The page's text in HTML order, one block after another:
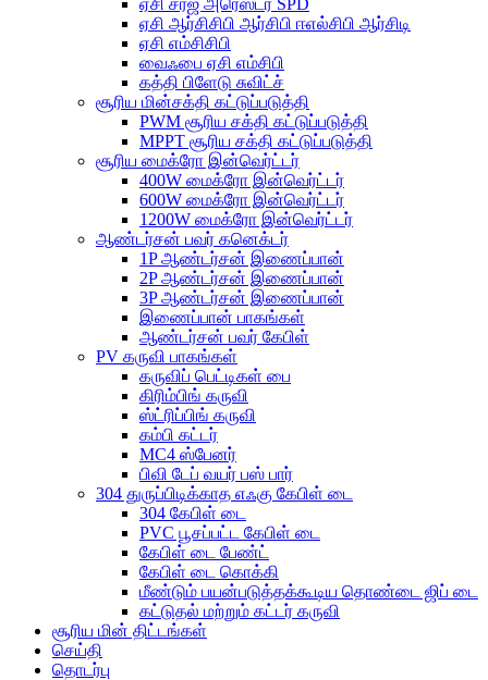
ஏசி சர்ஜ் அரெஸ்டர் SPD
ஏசி ஆர்சிசிபி ஆர்சிபி ஈஎல்சிபி ஆர்சிடி
ஏசி எம்சிசிபி
வைஃபை ஏசி எம்சிபி
கத்தி பிளேடு சுவிட்ச்
சூரிய மின்சக்தி கட்டுப்படுத்தி
PWM சூரிய சக்தி கட்டுப்படுத்தி
MPPT சூரிய சக்தி கட்டுப்படுத்தி
சூரிய மைக்ரோ இன்வெர்ட்டர்
400W மைக்ரோ இன்வெர்ட்டர்
600W மைக்ரோ இன்வெர்ட்டர்
1200W மைக்ரோ இன்வெர்ட்டர்
ஆண்டர்சன் பவர் கனெக்டர்
1P ஆண்டர்சன் இணைப்பான்
2P ஆண்டர்சன் இணைப்பான்
3P ஆண்டர்சன் இணைப்பான்
இணைப்பான் பாகங்கள்
ஆண்டர்சன் பவர் கேபிள்
PV கருவி பாகங்கள்
கருவிப் பெட்டிகள் பை
கிரிம்பிங் கருவி
ஸ்ட்ரிப்பிங் கருவி
கம்பி கட்டர்
MC4 ஸ்பேனர்
பிவி டேப் வயர் பஸ் பார்
304 துருப்பிடிக்காத எஃகு கேபிள் டை
304 கேபிள் டை
PVC பூசப்பட்ட கேபிள் டை
கேபிள் டை பேண்ட்
கேபிள் டை கொக்கி
மீண்டும் பயன்படுத்தக்கூடிய தொண்டை ஜிப் டை
கட்டுதல் மற்றும் கட்டர் கருவி
சூரிய மின் திட்டங்கள்
செய்தி
தொடர்பு